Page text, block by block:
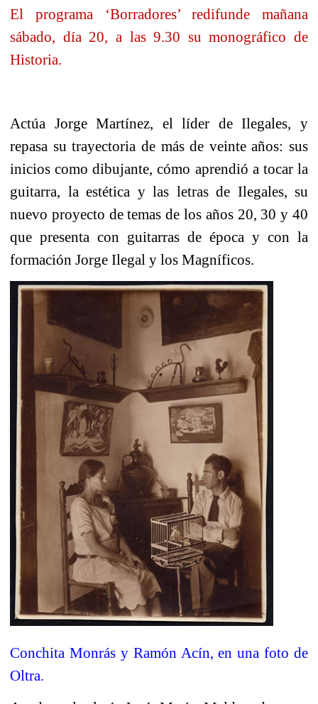
El programa ‘Borradores’ redifunde mañana
sábado, día 20, a las 9.30 su monográfico de
Historia.
Actúa Jorge Martínez, el líder de Ilegales, y
repasa su trayectoria de más de veinte años: sus
inicios como dibujante, cómo aprendió a tocar la
guitarra, la estética y las letras de Ilegales, su
nuevo proyecto de temas de los años 20, 30 y 40
que presenta con guitarras de época y con la
formación Jorge Ilegal y los Magníficos.
Conchita Monrás y Ramón Acín, en una foto de
Oltra.